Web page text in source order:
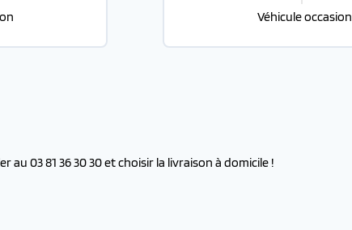
Véhicule occasion
03 81 36 30 30 et choisir la livraison à domicile !